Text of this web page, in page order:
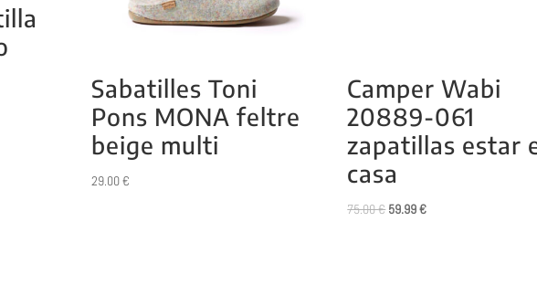
Sabatilles Toni
Pons MONA feltre
beige multi
29.00€
Camper Wabi
20889-061
zapatillas estar
casa
75.00€ El
59.99€El